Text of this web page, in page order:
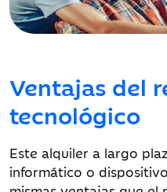
Ventajas del
tecnológico
Este alquiler a largo
informático o